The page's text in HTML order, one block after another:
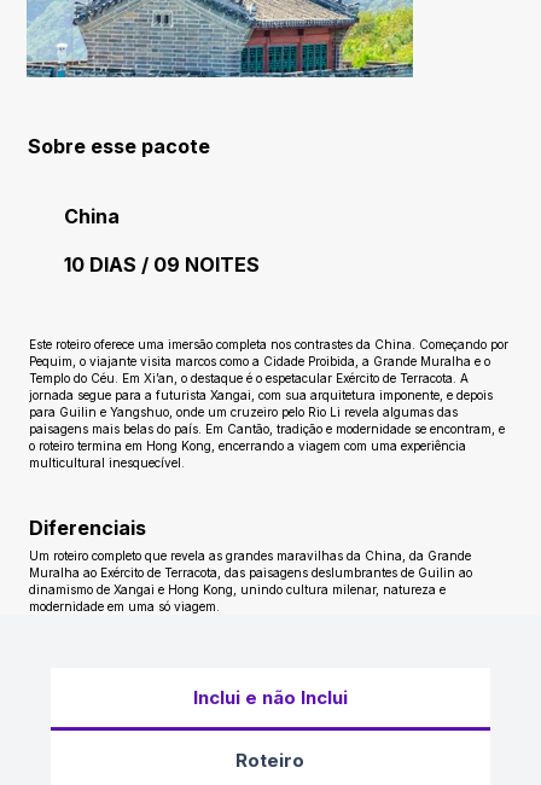
Sobre esse pacote
China
10 DIAS / 09 NOITES
Este roteiro oferece uma imersão completa nos contrastes da China. Começando por
Pequim, o viajante visita marcos como a Cidade Proibida, a Grande Muralha e o
Templo do Céu. Em Xi’an, o destaque é o espetacular Exército de Terracota. A
jornada segue para a futurista Xangai, com sua arquitetura imponente, e depois
para Guilin e Yangshuo, onde um cruzeiro pelo Rio Li revela algumas das
paisagens mais belas do país. Em Cantão, tradição e modernidade se encontram, e
o roteiro termina em Hong Kong, encerrando a viagem com uma experiência
multicultural inesquecível.
Diferenciais
Um roteiro completo que revela as grandes maravilhas da China, da Grande
Muralha ao Exército de Terracota, das paisagens deslumbrantes de Guilin ao
dinamismo de Xangai e Hong Kong, unindo cultura milenar, natureza e
modernidade em uma só viagem.
Inclui e não Inclui
Roteiro